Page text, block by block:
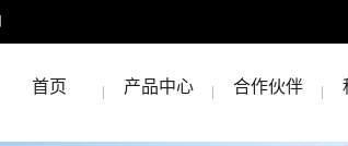
首页 产品中心 合作伙伴